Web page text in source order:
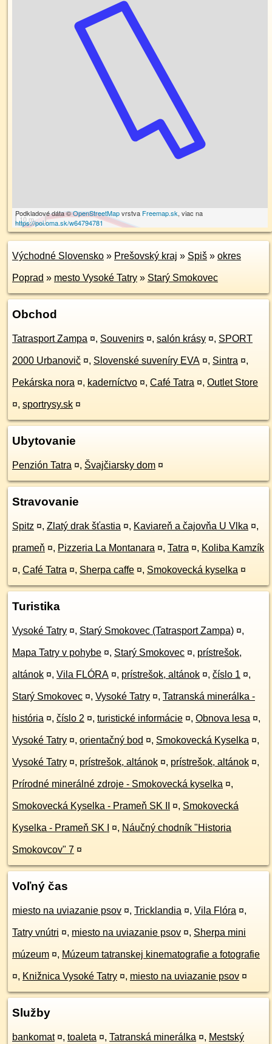
10 m
Podkladové dáta ©OpenStreetMapvrstva Freemap.sk, viac na
https://poi.oma.sk/w64794781
Východné Slovensko » Prešovský kraj » Spiš » okres
Poprad » mesto Vysoké Tatry » Starý Smokovec
Obchod
Tatrasport Zampa ¤, Souvenirs ¤, salón krásy ¤, SPORT
2000 Urbanovič ¤, Slovenské suveníry EVA ¤, Sintra ¤,
Pekárska nora ¤, kaderníctvo ¤, Café Tatra ¤, Outlet Store
¤, sportrysy.sk ¤
Ubytovanie
Penzión Tatra ¤, Švajčiarsky dom ¤
Stravovanie
Spitz ¤, Zlatý drak šťastia ¤, Kaviareň a čajovňa U Vlka ¤,
prameň ¤, Pizzeria La Montanara ¤, Tatra ¤, Koliba Kamzík
¤, Café Tatra ¤, Sherpa caffe ¤, Smokovecká kyselka ¤
Turistika
Vysoké Tatry ¤, Starý Smokovec (Tatrasport Zampa) ¤,
Mapa Tatry v pohybe ¤, Starý Smokovec ¤, prístrešok,
altánok ¤, Vila FLÓRA ¤, prístrešok, altánok ¤, číslo 1 ¤,
Starý Smokovec ¤, Vysoké Tatry ¤, Tatranská minerálka -
história ¤, číslo 2 ¤, turistické informácie ¤, Obnova lesa ¤,
Vysoké Tatry ¤, orientačný bod ¤, Smokovecká Kyselka ¤,
Vysoké Tatry ¤, prístrešok, altánok ¤, prístrešok, altánok ¤,
Prírodné minerálné zdroje - Smokovecká kyselka ¤,
Smokovecká Kyselka - Prameň SK II ¤, Smokovecká
Kyselka - Prameň SK I ¤, Náučný chodník "Historia
Smokovcov" 7 ¤
Voľný čas
miesto na uviazanie psov ¤, Tricklandia ¤, Vila Flóra ¤,
Tatry vnútri ¤, miesto na uviazanie psov ¤, Sherpa mini
múzeum ¤, Múzeum tatranskej kinematografie a fotografie
¤, Knižnica Vysoké Tatry ¤, miesto na uviazanie psov ¤
Služby
bankomat ¤, toaleta ¤, Tatranská minerálka ¤, Mestský